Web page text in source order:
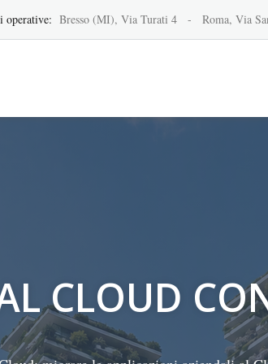
operative: Bresso (MI), Via Turati 4 - Roma, Via
CLOUD